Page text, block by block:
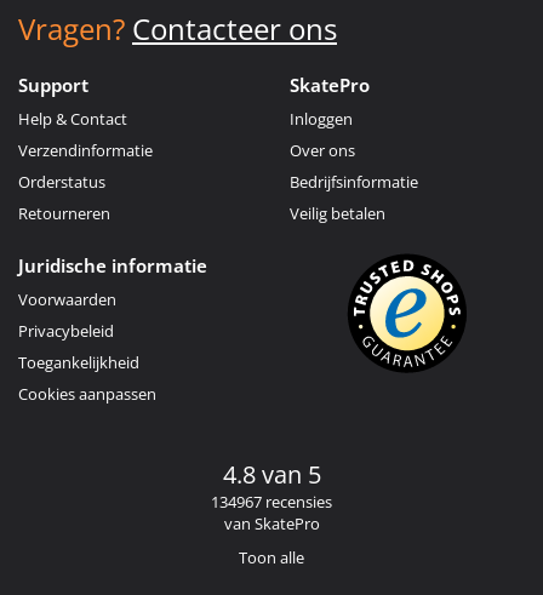
Vragen? Contacteer ons
Support
Help & Contact
Verzendinformatie
Orderstatus
Retourneren
SkatePro
Inloggen
Over ons
Bedrijfsinformatie
Veilig betalen
Juridische informatie
Voorwaarden
Privacybeleid
Toegankelijkheid
Cookies aanpassen
4.8 van 5
134967 recensies
van SkatePro
Toon alle